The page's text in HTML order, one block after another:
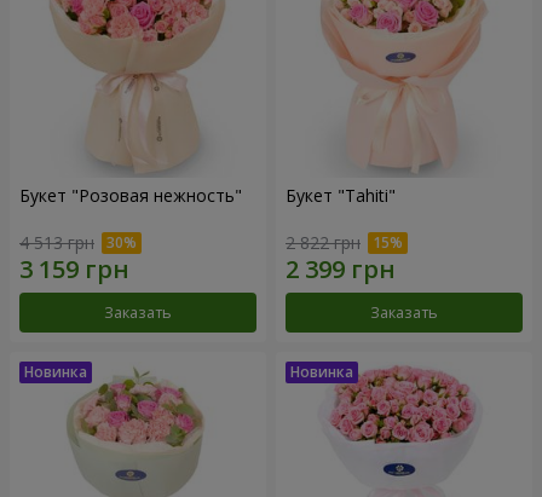
Букет "Розовая нежность"
4 513 грн
Заказать
Букет "Tahiti"
2 822 грн
Заказать